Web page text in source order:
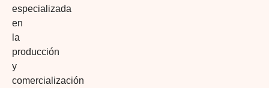
especializada
en
la
producción
y
comercialización